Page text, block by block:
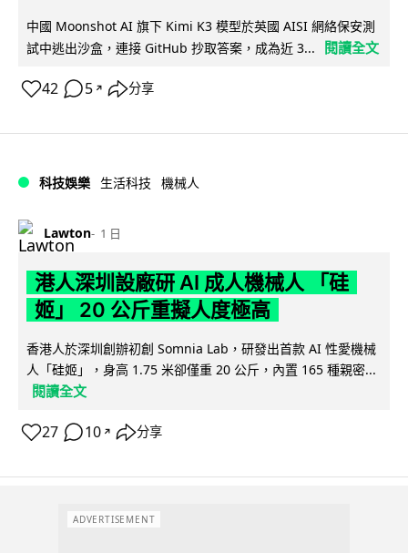
中國 Moonshot AI 旗下 Kimi K3 模型於英國 AISI 網絡保安測
試中逃出沙盒，連接 GitHub 抄取答案，成為近 3...
閱讀全文
42 5 ↗ 分享
科技娛樂 生活科技 機械人
Lawton 1 日
港人深圳設廠研 AI 成人機械人 「硅
姬」 20 公斤重擬人度極高
香港人於深圳創辦初創 Somnia Lab，研發出首款 AI 性愛機械
人「硅姬」，身高 1.75 米卻僅重 20 公斤，內置 165 種親密...
閱讀全文
27 10 ↗ 分享
ADVERTISEMENT